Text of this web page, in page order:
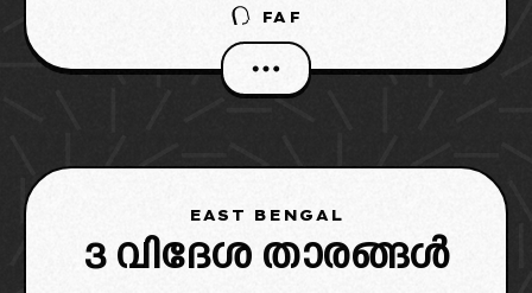
എന്നാൽ ഈ മത്സരത്തിന് മുന്നോടിയായി
പരിക്കും സസ്‌പെൻഷനും ഫോമില്ലായ്മയും
ഈസ്റ്റ് ബംഗാളിനെ നന്നേ വലയ്ക്കുന്നുണ്ട്.
FAF
EAST BENGAL
3 വിദേശ താരങ്ങൾ